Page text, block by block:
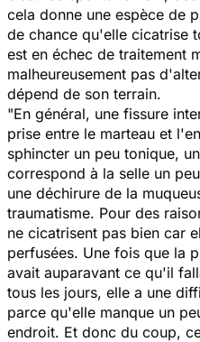
cela donne une espèce de
de chance qu'elle cicatrise
est en échec de traitement
malheureusement pas
dépend de son terrain.
"En général, une fissure
prise entre le marteau et
sphincter un peu tonique,
correspond à la selle un
une déchirure de la
traumatisme. Pour des
ne cicatrisent pas bien car
perfusées. Une fois que la
avait auparavant ce qu'il
tous les jours, elle a une
parce qu'elle manque un
endroit. Et donc du coup,